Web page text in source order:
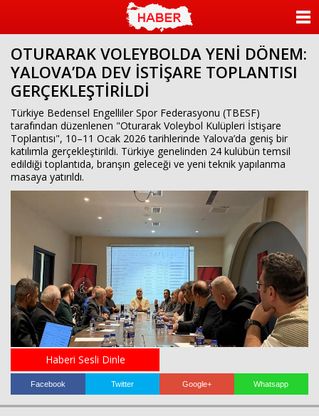
OTURARAK VOLEYBOLDA YENİ DÖNEM:
YALOVA’DA DEV İSTİŞARE TOPLANTISI
GERÇEKLEŞTİRİLDİ
Türkiye Bedensel Engelliler Spor Federasyonu (TBESF)
tarafından düzenlenen "Oturarak Voleybol Kulüpleri İstişare
Toplantısı", 10–11 Ocak 2026 tarihlerinde Yalova’da geniş bir
katılımla gerçekleştirildi. Türkiye genelinden 24 kulübün temsil
edildiği toplantıda, branşın geleceği ve yeni teknik yapılanma
masaya yatırıldı.
Haberi Sesli Dinle
Facebook Twitter Google+ Whatsapp
KATEGORİLER
ANKETLER
FOTO GALERİ
VİDEO GALERİ
İLETİŞİM